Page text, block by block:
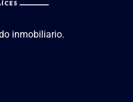
inmobiliario.